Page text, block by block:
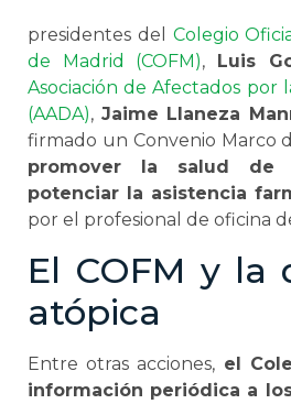
presidentes del Colegio
de Madrid (COFM), Luis
Asociación de Afectados por
(AADA), Jaime Llaneza
firmado un Convenio Marco
promover la salud de
potenciar la asistencia
por el profesional de oficina
El COFM y la
atópica
Entre otras acciones, el
información periódica a